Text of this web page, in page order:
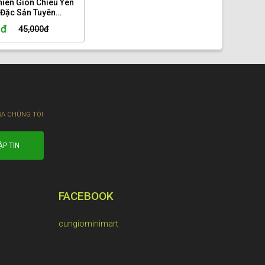
Giòn Chiêu Yên
Sản Tuyên
Rụm, Thơm
200gr.
45,000đ
CHÚNG TÔI
FACEBOOK
cungiominimart